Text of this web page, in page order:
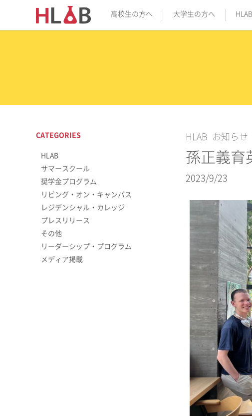
高校生の方へ 大学生の方へ
HLAB お知らせ
孫正義育
2023/9/23
CATEGORIES
HLAB
サマースクール
奨学金プログラム
リビング・オン・キャンパス
レジデンシャル・カレッジ
プレスリリース
その他
リーダーシップ・プログラム
メディア掲載